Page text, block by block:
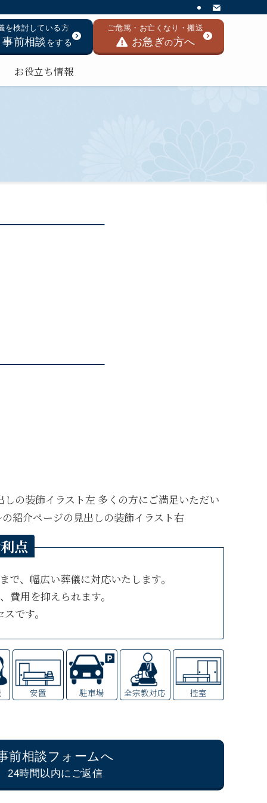
お役立ち情報
を検討している方
前相談をする
ご危篤・お亡くなり・搬送
お急ぎの方へ
多くの方にご満足いただい
利点
、幅広い葬儀に対応いたします。
費用を抑えられます。
です。
安置 駐車場 全宗教対応 控室
前相談フォームへ
24時間以内にご返信